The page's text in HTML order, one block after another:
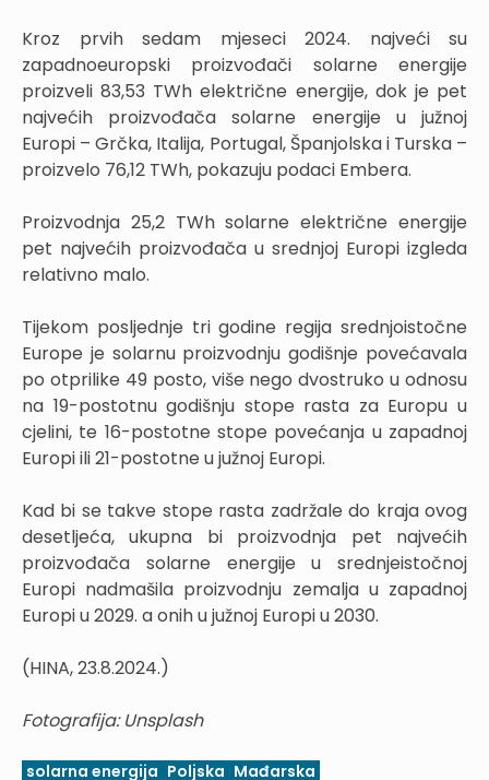
Kroz prvih sedam mjeseci 2024. najveći su
zapadnoeuropski proizvođači solarne energije
proizveli 83,53 TWh električne energije, dok je pet
najvećih proizvođača solarne energije u južnoj
Europi – Grčka, Italija, Portugal, Španjolska i Turska –
proizvelo 76,12 TWh, pokazuju podaci Embera.
Proizvodnja 25,2 TWh solarne električne energije
pet najvećih proizvođača u srednjoj Europi izgleda
relativno malo.
Tijekom posljednje tri godine regija srednjoistočne
Europe je solarnu proizvodnju godišnje povećavala
po otprilike 49 posto, više nego dvostruko u odnosu
na 19-postotnu godišnju stope rasta za Europu u
cjelini, te 16-postotne stope povećanja u zapadnoj
Europi ili 21-postotne u južnoj Europi.
Kad bi se takve stope rasta zadržale do kraja ovog
desetljeća, ukupna bi proizvodnja pet najvećih
proizvođača solarne energije u srednjeistočnoj
Europi nadmašila proizvodnju zemalja u zapadnoj
Europi u 2029. a onih u južnoj Europi u 2030.
(HINA, 23.8.2024.)
Fotografija: Unsplash
solarna energija Poljska Mađarska